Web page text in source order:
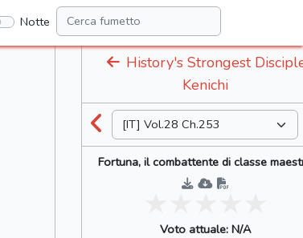
Notte
History's Strongest
Kenichi
Fortuna, il combattente di classe
Voto attuale: N/A